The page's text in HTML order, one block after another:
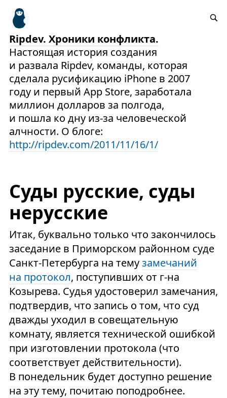
Ripdev. Хроники конфликта.
Настоящая история создания
и развала Ripdev, команды, которая
сделала русификацию iPhone в 2007
году и первый App Store, заработала
миллион долларов за полгода,
и пошла ко дну из-за человеческой
алчности. О блоге:
http://ripdev.com/2011/11/16/1/
Суды русские, суды
нерусские
Итак, буквально только что закончилось
заседание в Приморском районном суде
Санкт-Петербурга на темузамечаний
на протокол, поступивших от г-на
Козырева. Судья удостоверил замечания,
подтвердив, что запись о том, что суд
дважды уходил в совещательную
комнату, является технической ошибкой
при изготовлении протокола (что
соответствует действительности).
В понедельник будет доступно решение
на эту тему, почитаю поподробнее.